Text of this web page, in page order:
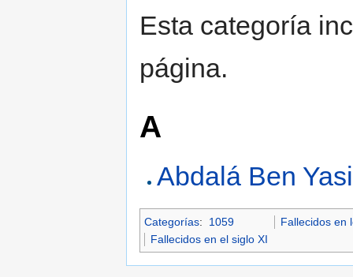
Esta categoría
página.
A
Abdalá Ben
Categorías: 1059
Fallecidos en
Fallecidos en el siglo XI